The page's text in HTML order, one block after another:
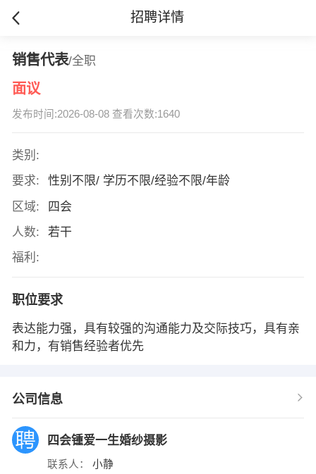
招聘详情
销售代表/全职
面议
发布时间:2026-08-08 查看次数:1640
类别:
要求:
性别不限/ 学历不限/经验不限/年龄
区域:
四会
人数:
若干
福利:
职位要求
表达能力强，具有较强的沟通能力及交际技巧，具有亲
和力，有销售经验者优先
公司信息
四会锺爱一生婚纱摄影
联系人： 小静